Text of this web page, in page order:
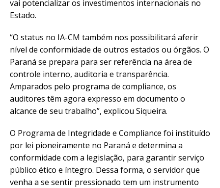
vai potencializar os investimentos internacionais no
Estado.
“O status no IA-CM também nos possibilitará aferir
nível de conformidade de outros estados ou órgãos. O
Paraná se prepara para ser referência na área de
controle interno, auditoria e transparência.
Amparados pelo programa de compliance, os
auditores têm agora expresso em documento o
alcance de seu trabalho”, explicou Siqueira.
O Programa de Integridade e Compliance foi instituído
por lei pioneiramente no Paraná e determina a
conformidade com a legislação, para garantir serviço
público ético e íntegro. Dessa forma, o servidor que
venha a se sentir pressionado tem um instrumento